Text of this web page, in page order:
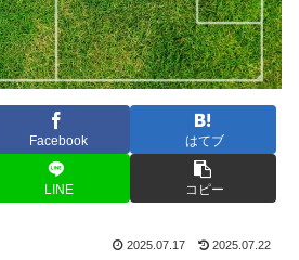
Facebook はてブ
LINE コピー
2025.07.17 2025.07.22